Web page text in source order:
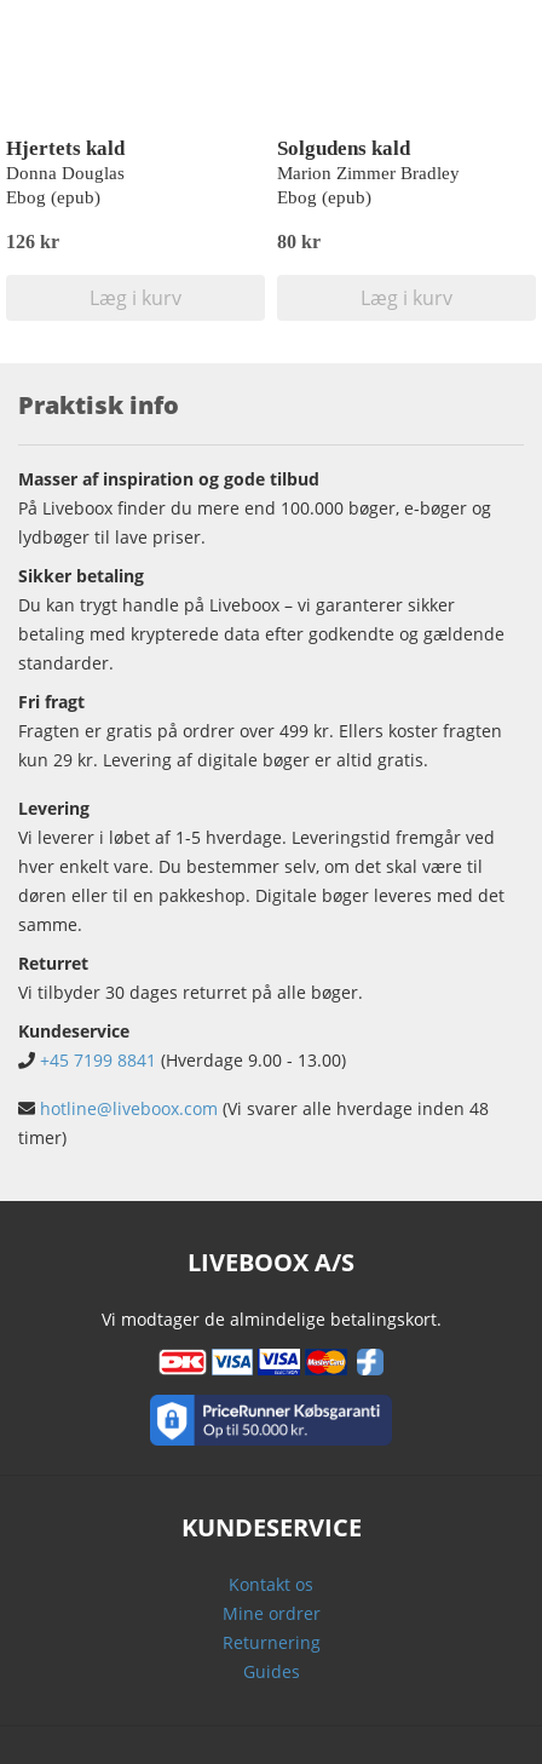
Hjertets kald
Donna Douglas
Ebog (epub)
126 kr
Læg i kurv
Solgudens kald
Marion Zimmer Bradley
Ebog (epub)
80 kr
Læg i kurv
Praktisk info
Masser af inspiration og gode tilbud
På Liveboox finder du mere end 100.000 bøger, e-bøger og
lydbøger til lave priser.
Sikker betaling
Du kan trygt handle på Liveboox – vi garanterer sikker
betaling med krypterede data efter godkendte og gældende
standarder.
Fri fragt
Fragten er gratis på ordrer over 499 kr. Ellers koster fragten
kun 29 kr. Levering af digitale bøger er altid gratis.
Levering
Vi leverer i løbet af 1-5 hverdage. Leveringstid fremgår ved
hver enkelt vare. Du bestemmer selv, om det skal være til
døren eller til en pakkeshop. Digitale bøger leveres med det
samme.
Returret
Vi tilbyder 30 dages returret på alle bøger.
Kundeservice
+45 7199 8841 (Hverdage 9.00 - 13.00)
hotline@liveboox.com (Vi svarer alle hverdage inden 48
timer)
LIVEBOOX A/S
Vi modtager de almindelige betalingskort.
KUNDESERVICE
Kontakt os
Mine ordrer
Returnering
Guides